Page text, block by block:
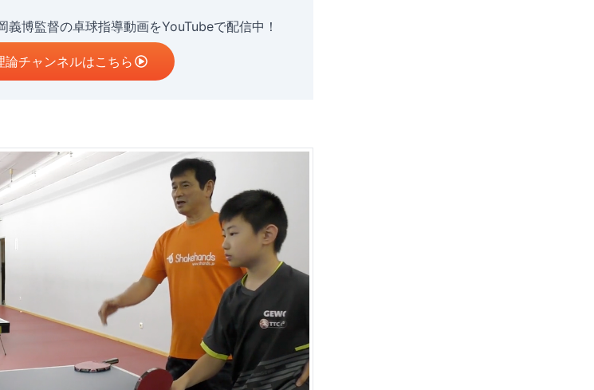
義博監督の卓球指導動画をYouTubeで配信中！
論チャンネルはこちら